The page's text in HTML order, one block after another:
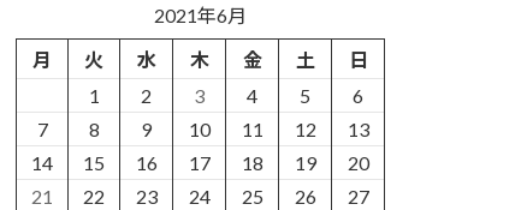
2021年6月
月
火 水 木 金 土
日
1
2 3 4 5
6
7
8 9 10 11 12
13
14
15 16 17 18 19
20
21
22 23 24 25 26
27